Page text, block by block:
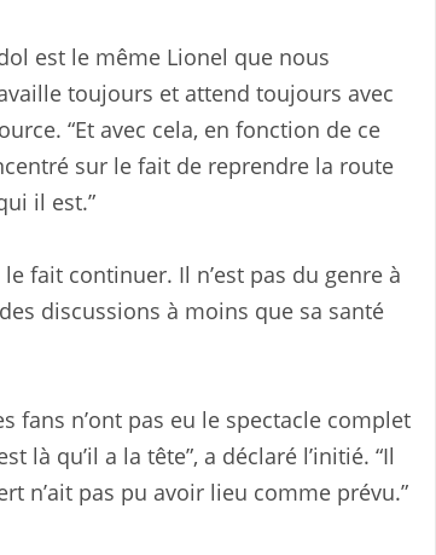
est le même Lionel que nous
toujours et attend toujours avec
“Et avec cela, en fonction de ce
sur le fait de reprendre la route
il est.”
fait continuer. Il n’est pas du genre à
discussions à moins que sa santé
fans n’ont pas eu le spectacle complet
là qu’il a la tête”, a déclaré l’initié. “Il
n’ait pas pu avoir lieu comme prévu.”